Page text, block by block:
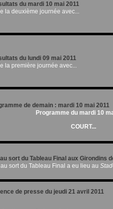
du mardi 10 mai 2011
la deuxième journée avec...
du lundi 09 mai 2011
la première journée avec...
de demain : mardi 10 mai 2011
Programme du mardi 10
COURT...
sort du Tableau Final aux Girondins
sort du Tableau Final a eu lieu au
de presse du jeudi 21 avril 2011